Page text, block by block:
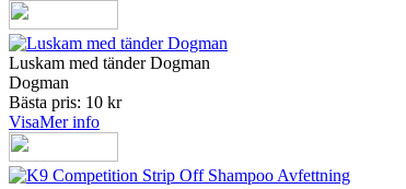
Luskam med tänder Dogman
Dogman
Bästa pris: 10 kr
VisaMer info